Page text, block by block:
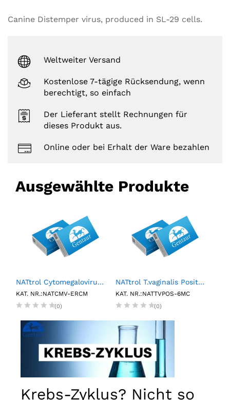
Canine Distemper virus, produced in SL-29 cells.
Weltweiter Versand
Kostenlose 7-tägige Rücksendung, wenn
berechtigt, so einfach
Der Lieferant stellt Rechnungen für
dieses Produkt aus.
Online oder bei Erhalt der Ware bezahlen
Ausgewählte Produkte
NATtrol Cytomegalovirus (CMV) Strain:AD-169 External Run Control, Medium (6X1mL)
KAT. NR.:NATCMV-ERCM
(0)
NATtrol T.vaginalis Positive Control (6 x 1.2 mL)
KAT. NR.:NATTVPOS-6MC
(0)
Krebs-Zyklus? Nicht so